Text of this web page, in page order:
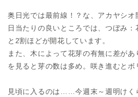
奥日光では最前線！？な、アカヤシオ
日当たりの良いところでは、つぼみ
と2割ほどが開花しています。
また、木によって花芽の有無に差が
を見ると芽の数は多め。咲き進むとボ
見頃に入るのは……今週末～週明けく